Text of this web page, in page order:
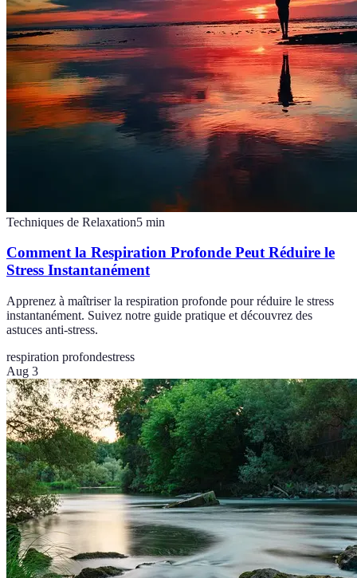
Techniques de Relaxation5 min
Comment la Respiration Profonde Peut Réduire le
Stress Instantanément
Apprenez à maîtriser la respiration profonde pour réduire le stress
instantanément. Suivez notre guide pratique et découvrez des
astuces anti-stress.
respiration profondestress
Aug 3